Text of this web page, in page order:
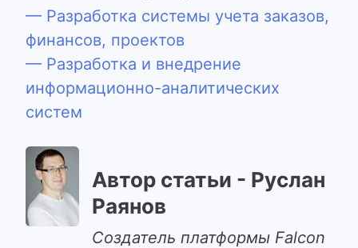
— Разработка системы учета заказов,
финансов, проектов
— Разработка и внедрение
информационно-аналитических
систем
Автор статьи - Руслан
Раянов
Cоздатель платформы Falcon